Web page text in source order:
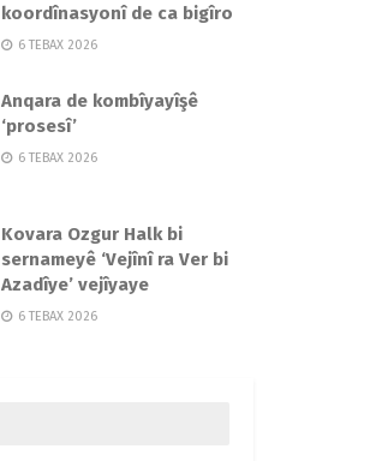
koordînasyonî de ca bigîro
6 TEBAX 2026
Anqara de kombîyayîşê
‘prosesî’
6 TEBAX 2026
Kovara Ozgur Halk bi
sernameyê ‘Vejînî ra Ver bi
Azadîye’ vejîyaye
6 TEBAX 2026